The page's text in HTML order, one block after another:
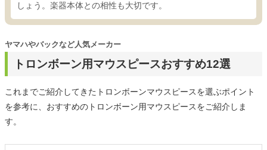
しょう。楽器本体との相性も大切です。
トロンボーン用マウスピースおすすめ12選
ヤマハやバックなど人気メーカー
これまでご紹介してきたトロンボーンマウスピースを選ぶポイント
を参考に、おすすめのトロンボーン用マウスピースをご紹介しま
す。